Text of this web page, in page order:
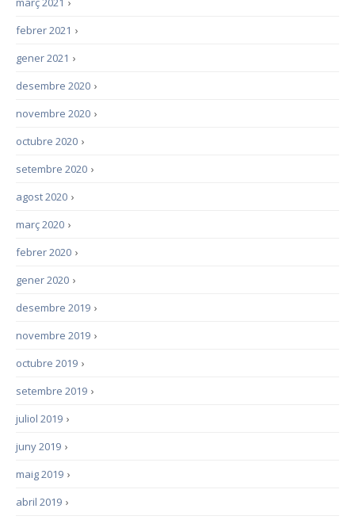
›
febrer 2021
›
gener 2021
›
desembre 2020
›
novembre 2020
›
octubre 2020
›
setembre 2020
›
agost 2020
›
març 2020
›
febrer 2020
›
gener 2020
›
desembre 2019
›
novembre 2019
›
octubre 2019
›
setembre 2019
›
juliol 2019
›
juny 2019
›
maig 2019
›
abril 2019